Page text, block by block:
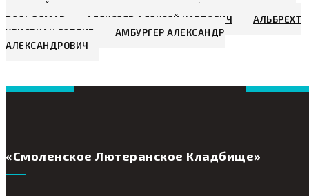
НИКОЛАЙ НИКОЛАЕВИЧ
АДЛЕРБЕРГ ФОН,
ВОЛЬДЕМАР
АЛЕКСЕЕВ АЛЕКСЕЙ КАРПОВИЧ
АЛЬБРЕХТ
ХРИСТИАН ГОТЛИБ
АМБУРГЕР АЛЕКСАНДР
АЛЕКСАНДРОВИЧ
«Смоленское Лютеранское Кладбище»